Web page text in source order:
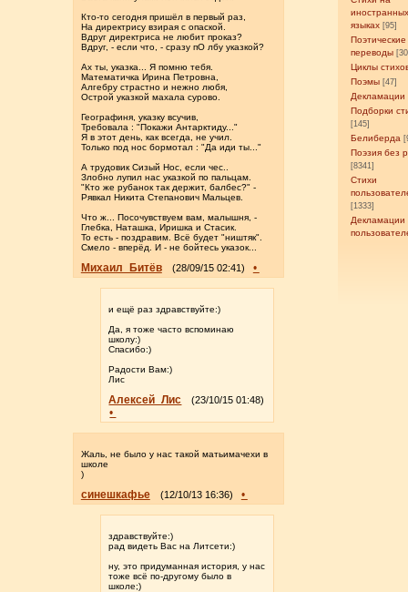
языках [95]
Поэтические
переводы
Циклы
Поэмы [47]
Декламации
Подборки
[145]
Белиберда
Поэзия без
[8341]
Стихи
[1333]
Декламации
Кто-то сегодня пришёл в первый раз,
На директрису взирая с опаской.
Вдруг директриса не любит проказ?
Вдруг, - если что, - сразу пО лбу указкой?
Ах ты, указка... Я помню тебя.
Математичка Ирина Петровна,
Алгебру страстно и нежно любя,
Острой указкой махала сурово.
Географиня, указку всучив,
Требовала : "Покажи Антарктиду..."
Я в этот день, как всегда, не учил.
Только под нос бормотал : "Да иди ты..."
А трудовик Сизый Нос, если чес..
Злобно лупил нас указкой по пальцам.
"Кто же рубанок так держит, балбес?" -
Рявкал Никита Степанович Мальцев.
Что ж... Посочувствуем вам, малышня, -
Глебка, Наташка, Иришка и Стасик.
То есть - поздравим. Всё будет "ништяк".
Смело - вперёд. И - не бойтесь указок...
Михаил_Битёв (28/09/15 02:41) •
и ещё раз здравствуйте:)
Да, я тоже часто вспоминаю
школу:)
Спасибо:)
Радости Вам:)
Лис
Алексей_Лис (23/10/15 01:48)
•
Жаль, не было у нас такой матьимачехи в
школе
)
синешкафье (12/10/13 16:36) •
здравствуйте:)
рад видеть Вас на Литсети:)
ну, это придуманная история, у нас
тоже всё по-другому было в
школе;)